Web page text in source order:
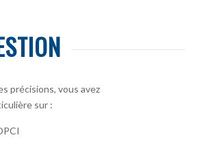
précisions, vous avez
sur :